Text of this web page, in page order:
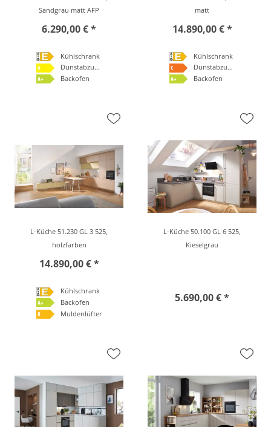
Sandgrau matt AFP
6.290,00 € *
Kühlschrank
Dunstabzugshaube
Backofen
matt
14.890,00 € *
Kühlschrank
Dunstabzugshaube
Backofen
L-Küche 51.230 GL 3 525,
holzfarben
14.890,00 € *
Kühlschrank
Backofen
Muldenlüfter
L-Küche 50.100 GL 6 525,
Kieselgrau
5.690,00 € *